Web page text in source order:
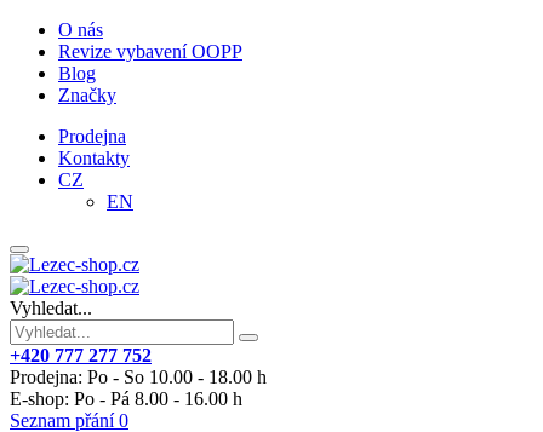
O nás
Revize vybavení OOPP
Blog
Značky
Prodejna
Kontakty
CZ
EN
Vyhledat...
+420 777 277 752
Prodejna: Po - So 10.00 - 18.00 h
E-shop: Po - Pá 8.00 - 16.00 h
Seznam přání 0